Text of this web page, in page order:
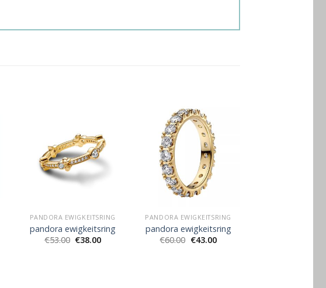
PANDORA EWIGKEITSRING
pandora ewigkeitsring
€53.00 €38.00
PANDORA EWIGKEITSRING
pandora ewigkeitsring
€60.00 €43.00